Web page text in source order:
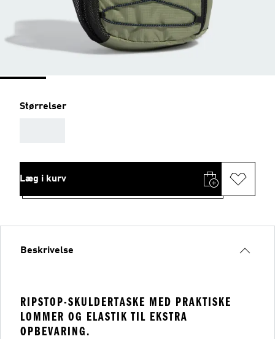
Størrelser
Læg i kurv
Beskrivelse
RIPSTOP-SKULDERTASKE MED PRAKTISKE
LOMMER OG ELASTIK TIL EKSTRA
OPBEVARING.